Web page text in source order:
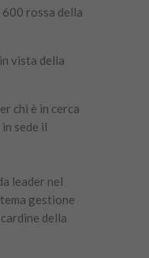
600 rossa della
vista della
chi è in cerca
sede il
leader nel
gestione
della